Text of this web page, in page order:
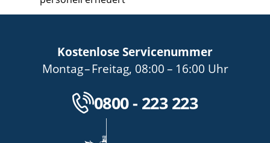
Kostenlose Servicenummer
Montagbis
–Freitag, von
08:00– bis
16:00 Uhr
Kostenlose
0800 - 223 223